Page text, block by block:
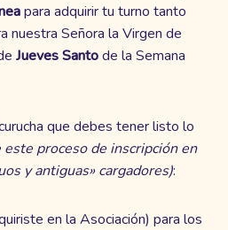
para adquirir tu turno tanto
nuestra Señora la Virgen de
Jueves Santode la Semana
que debes tener listo lo
proceso de inscripción en
y antiguas» cargadores):
en la Asociación) para los